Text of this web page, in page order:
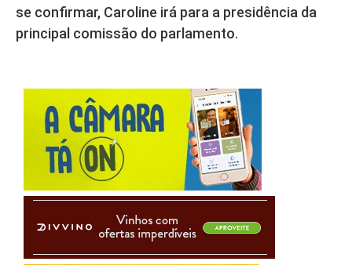
se confirmar, Caroline irá para a presidência da
principal comissão do parlamento.